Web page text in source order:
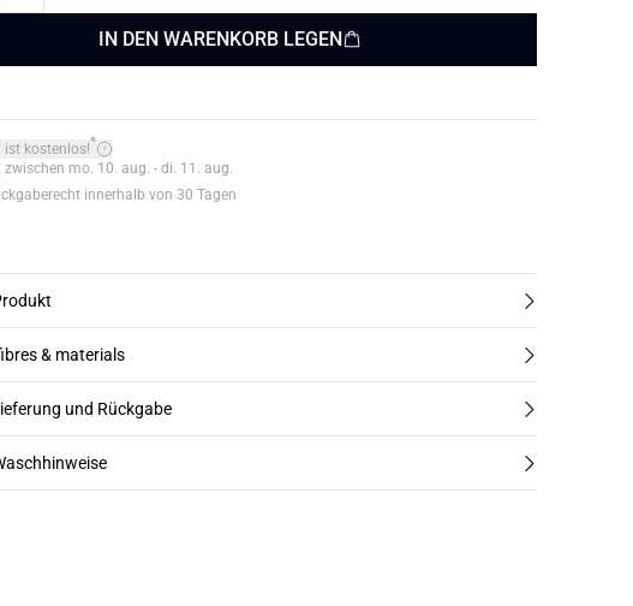
IN DEN WARENKORB LEGEN
ist kostenlos!*
zwischen mo. 10. aug. - di. 11. aug.
innerhalb von 30 Tagen
& materials
und Rückgabe